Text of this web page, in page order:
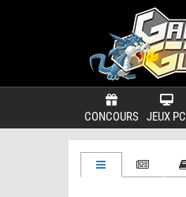
CONCOURS JEUX PC